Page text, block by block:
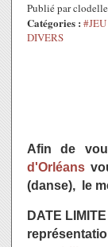
Publié par
Catégories :
DIVERS
Afin de
d'Orléans
(danse), le
DATE